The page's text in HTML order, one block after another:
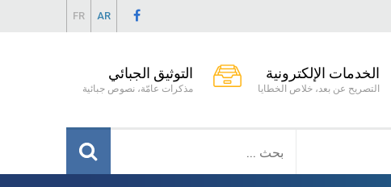
FR AR
الخدمات الإلكترونية
التصريح عن بعد، خلاص الخطايا
التوثيق الجبائي
مذكرات عامّة، نصوص جبائية